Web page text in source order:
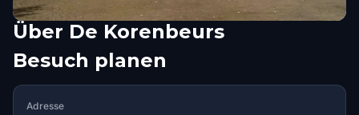
Über De Korenbeurs
Besuch planen
Adresse